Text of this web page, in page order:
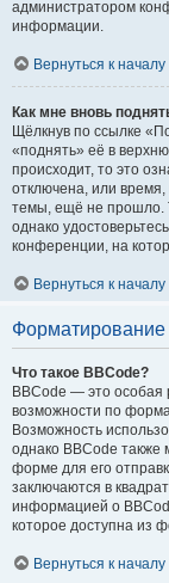
администратором
информации.
Вернуться к началу
Как мне вновь
Щёлкнув по ссылке
«поднять» её в
происходит, то это
отключена, или
темы, ещё не прошло.
однако
конференции, на
Вернуться к началу
Что такое BBCode?
BBCode — это
возможности по
Возможность
однако BBCode
форме для его
заключаются в
информацией о
которое доступна из
Вернуться к началу